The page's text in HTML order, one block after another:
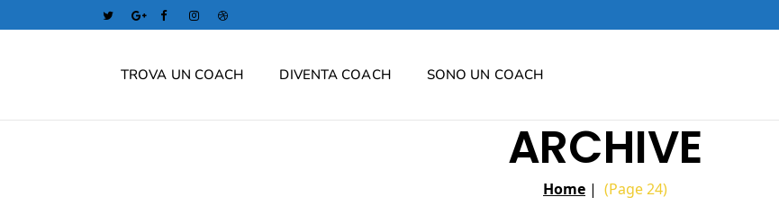
TROVA UN COACH DIVENTA COACH SONO UN COACH
ARCHIVE
Home | (Page 24)